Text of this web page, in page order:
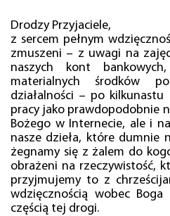
Drodzy Przyjaciele,
z sercem pełnym
zmuszeni – z uwagi na
naszych kont
materialnych środków
działalności – po
pracy jako prawdopodobnie
Bożego w Internecie, ale i
nasze dzieła, które dumnie
żegnamy się z żalem do
obrażeni na rzeczywistość,
przyjmujemy to z
wdzięcznością wobec
częścią tej drogi.